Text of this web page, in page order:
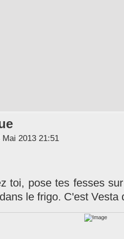
2013 21:51
toi, pose tes fesses
le frigo. C'est Vesta